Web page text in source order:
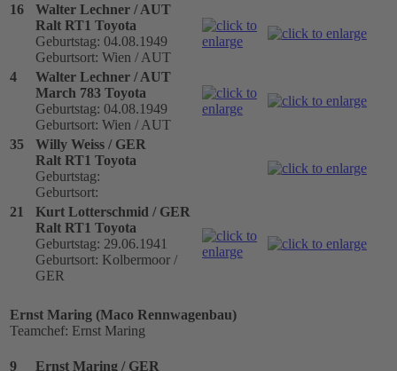
16
Walter Lechner / AUT
Ralt RT1 Toyota
Geburtstag: 04.08.1949
Geburtsort: Wien / AUT
4
Walter Lechner / AUT
March 783 Toyota
Geburtstag: 04.08.1949
Geburtsort: Wien / AUT
35
Willy Weiss / GER
Ralt RT1 Toyota
Geburtstag:
Geburtsort:
21
Kurt Lotterschmid / GER
Ralt RT1 Toyota
Geburtstag: 29.06.1941
Geburtsort: Kolbermoor /
GER
Ernst Maring (Maco Rennwagenbau)
Teamchef: Ernst Maring
9
Ernst Maring / GER